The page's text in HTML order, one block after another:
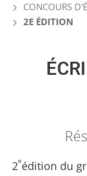
CONCOURS
2E ÉDITION
2eédition du